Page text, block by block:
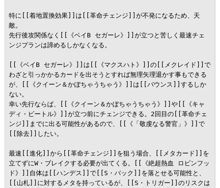
特に[[着地置換効果]]は[[革命チェンジ]]が不発になるため、天
敵。
先行後攻関係なく[[《ベイB セガーレ》]]が立つと苦しく最速チェ
ンジプランは諦めるしかなくなる。
[[《ベイB セガーレ》]]は[[《マクスハト》]]の[[メクレイド]]で
わざと引っかかるカードを出そうとすれば無理矢理退かす事もできる
が、[[《クイーン＆かぼちゃうちゃう》]]は[[バウンス]]するしか
ない。
幸い先行ならば、[[《クイーン＆かぼちゃうちゃう》]]や[[《キャ
ディ・ビートル》]]が立つ前にチェンジできる。2回目の[[革命チェ
ンジ]]までに出る可能性があるので、[[《「敬虔なる警官」》]]で
[[除去]]したい。
最速[[進化]]から[[革命チェンジ]]を狙う場合、[[メタカード]]を
立てずにW・ブレイクする必要が出てくる。[[《絶超熱血 ロビンフッ
ド》]]自体は[[ハンデス]]で[[S・バック]]を落とせる可能性と、
[[山札]]に対するメタを持っているが、[[S・トリガー]]のリスクは